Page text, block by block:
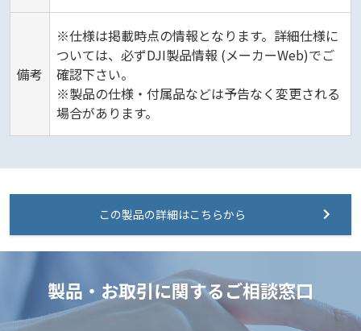
備考
※仕様は掲載時点の情報となります。詳細仕様に
ついては、必ずDJI製品情報 (メーカーWeb)でご
確認下さい。
※製品の仕様・付属品などは予告なく変更される
場合があります。
この製品の詳細はこちらから
製品・お取引に関するご相談窓口